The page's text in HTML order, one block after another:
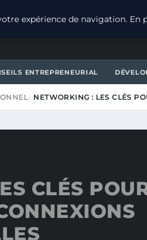
ENTREPRENEURIAL
NETWORKING : LES CLÉS
CLÉS
expérience de navigation.